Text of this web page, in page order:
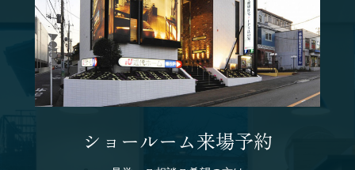
ショールーム来場予約